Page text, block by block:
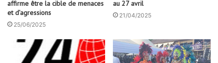
affirme être la cible de menaces
et d’agressions
25/06/2025
au 27 avril
21/04/2025